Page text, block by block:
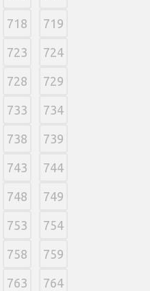
718 719
723 724
728 729
733 734
738 739
743 744
748 749
753 754
758 759
763 764